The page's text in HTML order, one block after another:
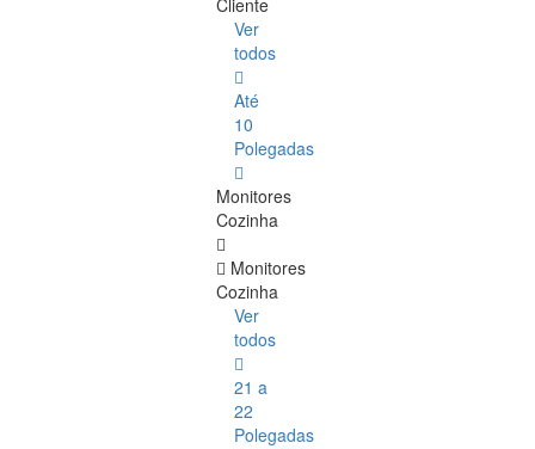
Cliente
Ver
todos
Até
10
Polegadas
Monitores
Cozinha
Monitores
Cozinha
Ver
todos
21 a
22
Polegadas